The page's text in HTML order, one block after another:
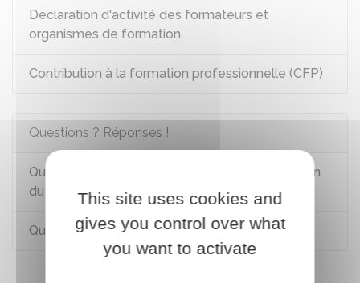
Déclaration d'activité des formateurs et
organismes de formation
Contribution à la formation professionnelle (CFP)
Questions ? Réponses !
Quels sont les différents dispositifs de formation
du salarié du secteur privé ?
Qu'est-ce qu'un entretien professionnel ?
This site uses cookies and
gives you control over what
you want to activate